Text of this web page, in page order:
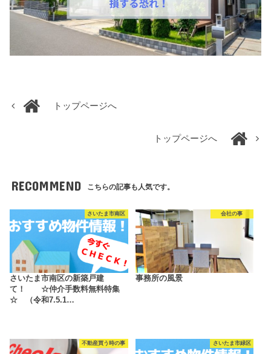
トップページへ
トップページへ
RECOMMEND こちらの記事も人気です。
さいたま市南区
さいたま市南区の新築戸建
て！ ☆仲介手数料無料特集
☆ （令和7.5.1…
会社の事
事務所の風景
不動産買う時の事 さいたま市緑区